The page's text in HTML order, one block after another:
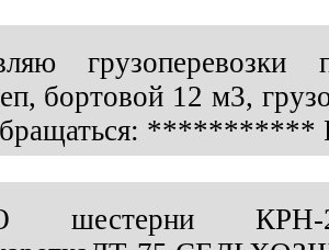
бортовой 12 м3,
***********
шестерни